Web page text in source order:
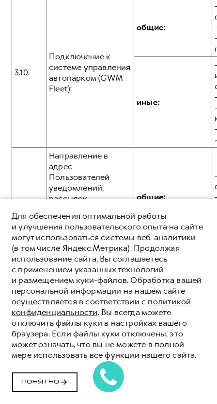
3.10.
Подключение к
системе управления
автопарком (GWM
Fleet):
общие:
иные:
3.11.
Направление в
адрес
Пользователей
уведомлений,
рассылок,
рекламных
сообщений и
материалов в том
числе, но не
ограничиваясь, о
продукции и
услугах,
презентаций, о
новостях брендов
HAVAL, GWM,
посредством e-mail
рассылки:
общие:
иные:
Получение
предложения на
Для обеспечения оптимальной работы
и улучшения пользовательского опыта на сайте
могут использоваться системы веб-аналитики
(в том числе Яндекс.Метрика). Продолжая
использование сайта, Вы соглашаетесь
с применением указанных технологий
и размещением куки-файлов. Обработка вашей
персональной информации на нашем сайте
осуществляется в соответствии с политикой
конфиденциальности. Вы всегда можете
отключить файлы куки в настройках вашего
браузера. Если файлы куки отключены, это
может означать, что вы не можете в полной
мере использовать все функции нашего сайта.
ПОНЯТНО